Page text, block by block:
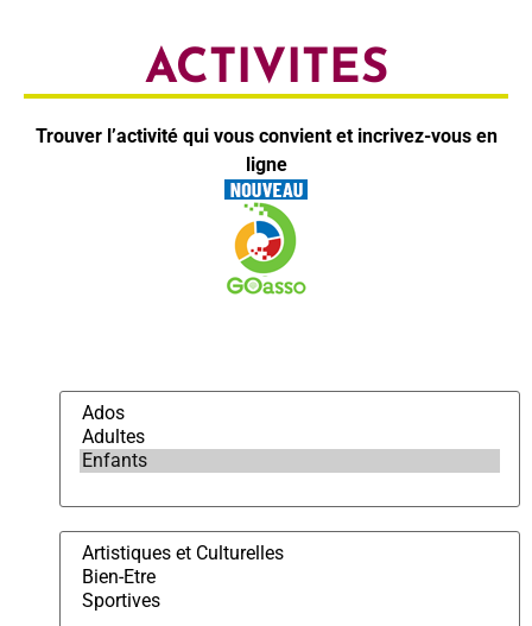
ACTIVITES
Trouver l’activité qui vous convient et incrivez-vous en
ligne